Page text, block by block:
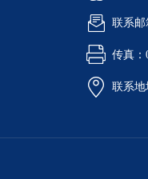
联系邮
传真：
联系地